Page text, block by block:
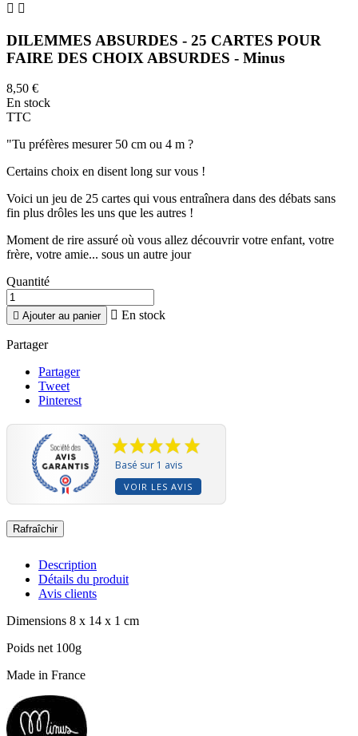
 
DILEMMES ABSURDES - 25 CARTES POUR
FAIRE DES CHOIX ABSURDES - Minus
8,50 €
En stock
TTC
"Tu préfères mesurer 50 cm ou 4 m ?
Certains choix en disent long sur vous !
Voici un jeu de 25 cartes qui vous entraînera dans des débats sans
fin plus drôles les uns que les autres !
Moment de rire assuré où vous allez découvrir votre enfant, votre
frère, votre amie... sous un autre jour
Quantité
 Ajouter au panier  En stock
Partager
Partager
Tweet
Pinterest
Basé sur 1 avis
VOIR LES AVIS
Description
Détails du produit
Avis clients
Dimensions 8 x 14 x 1 cm
Poids net 100g
Made in France